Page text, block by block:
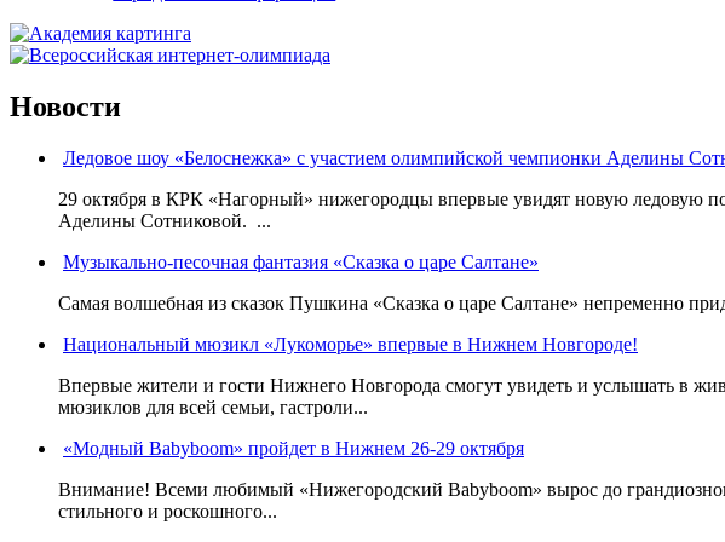
Новости
Ледовое шоу «Белоснежка» с участием олимпийской чемпионки Аделины
29 октября в КРК «Нагорный» нижегородцы впервые увидят новую ледовую
Аделины Сотниковой. ...
Музыкально-песочная фантазия «Сказка о царе Салтане»
Самая волшебная из сказок Пушкина «Сказка о царе Салтане» непременно
Национальный мюзикл «Лукоморье» впервые в Нижнем Новгороде!
Впервые жители и гости Нижнего Новгорода смогут увидеть и услышать в
мюзиклов для всей семьи, гастроли...
«Модный Babyboom» пройдет в Нижнем 26-29 октября
Внимание! Всеми любимый «Нижегородский Babyboom» вырос до
стильного и роскошного...